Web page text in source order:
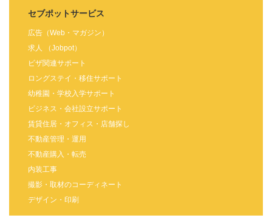
セブポットサービス
広告（Web・マガジン）
求人 （Jobpot）
ビザ関連サポート
ロングステイ・移住サポート
幼稚園・学校入学サポート
ビジネス・会社設立サポート
賃貸住居・オフィス・店舗探し
不動産管理・運用
不動産購入・転売
内装工事
撮影・取材のコーディネート
デザイン・印刷